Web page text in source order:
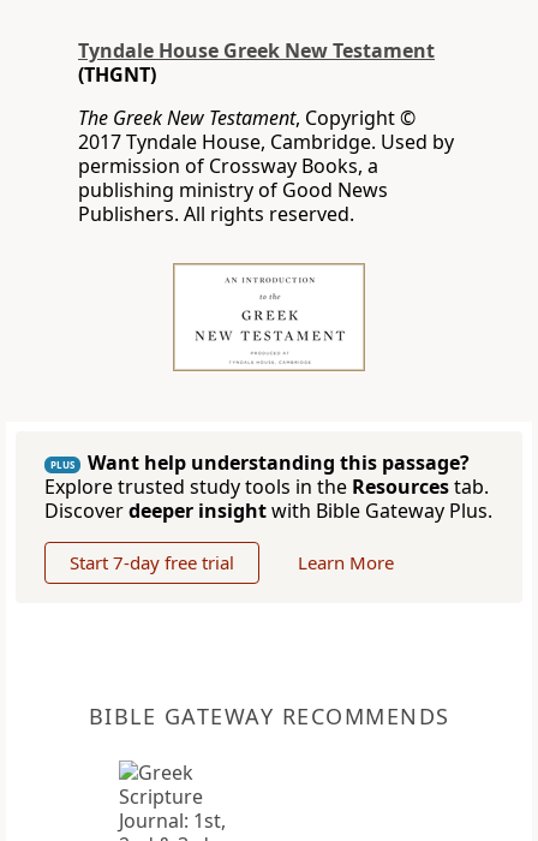
Tyndale House Greek New Testament
(THGNT)
The Greek New Testament, Copyright ©
2017 Tyndale House, Cambridge. Used by
permission of Crossway Books, a
publishing ministry of Good News
Publishers. All rights reserved.
PLUS
Want help understanding this passage?
Explore trusted study tools in the Resourcestab.
Discoverdeeper insightwith Bible Gateway Plus.
Start 7-day free trial Learn More
BIBLE GATEWAY RECOMMENDS